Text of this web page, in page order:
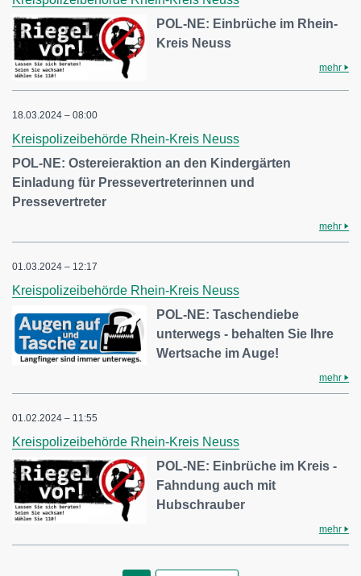
POL-NE: Einbrüche im Rhein-
Kreis Neuss
mehr
18.03.2024 – 08:00
Kreispolizeibehörde Rhein-Kreis Neuss
POL-NE: Ostereieraktion an den Kindergärten
Einladung für Pressevertreterinnen und
Pressevertreter
mehr
01.03.2024 – 12:17
Kreispolizeibehörde Rhein-Kreis Neuss
POL-NE: Taschendiebe
unterwegs - behalten Sie Ihre
Wertsache im Auge!
mehr
01.02.2024 – 11:55
Kreispolizeibehörde Rhein-Kreis Neuss
POL-NE: Einbrüche im Kreis -
Fahndung auch mit
Hubschrauber
mehr